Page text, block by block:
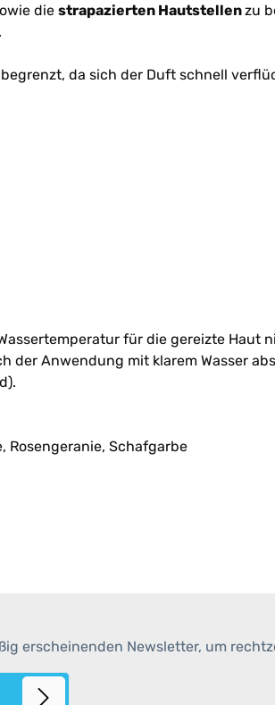
die strapazierten Hautstellenzu
da sich der Duft schnell
für die gereizte Haut
der Anwendung mit klarem Wasser
Rosengeranie, Schafgarbe
erscheinenden Newsletter, um